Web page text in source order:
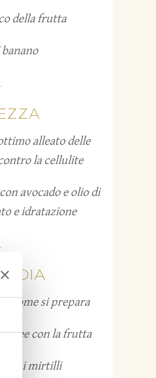
della frutta
alleato delle
la cellulite
avocado e olio di
e idratazione
e come si prepara
idee con la frutta
i mirtilli